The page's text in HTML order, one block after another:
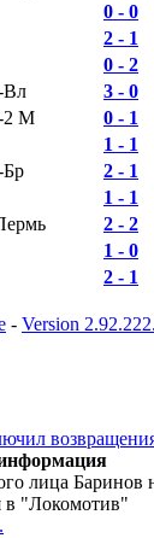
0 - 0
2 - 1
0 - 2
Вл 3 - 0
2 М 0 - 1
1 - 1
2 - 1
1 - 1
2 - 2
1 - 0
2 - 1
- Version
лица Баринов
в "Локомотив"